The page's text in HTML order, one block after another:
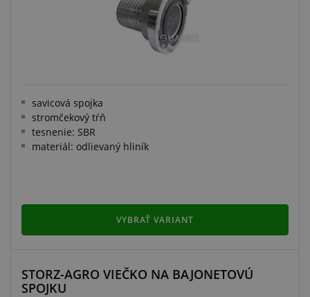
savicová spojka
stromčekový tŕň
tesnenie: SBR
materiál: odlievaný hliník
VYBRAŤ VARIANT
STORZ-AGRO VIEČKO NA BAJONETOVÚ
SPOJKU